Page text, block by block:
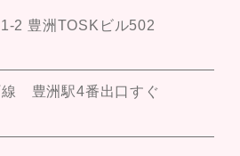
2 豊洲TOSKビル502
豊洲駅4番出口すぐ